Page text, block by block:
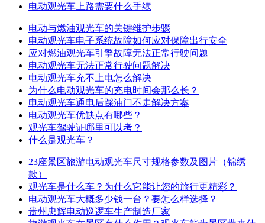
电动观光车上路需要什么手续
电动与燃油观光车的关键维护步骤
电动观光车电子系统故障如何应对保障出行安全
应对燃油观光车引擎故障无法正常行驶问题
电动观光车无法正常行驶问题解决
电动观光车充不上电怎么解决
为什么电动观光车的充电时间会那么长？
电动观光车通电后踩油门不走解决方案
电动观光车优缺点有哪些？
观光车驾驶证哪里可以考？
什么是观光车？
23座景区旅游电动观光车尺寸规格参数及图片（锦绣
款）
观光车是什么车？为什么它能让您的旅行更精彩？
电动观光车大概多少钱一台？要怎么样选择？
贵州忠辉电动巡逻车生产制造厂家